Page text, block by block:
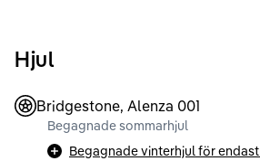
Hjul
Bridgestone, Alenza 001
Begagnade sommarhjul
Begagnade vinterhjul för endast